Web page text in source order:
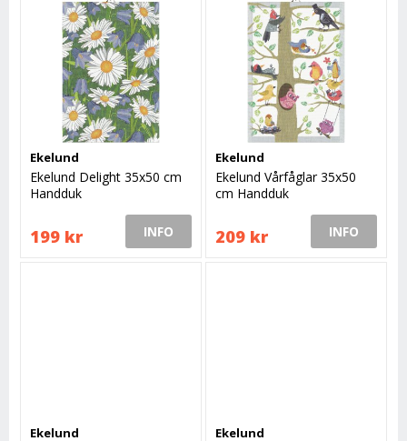
Ekelund
Ekelund Delight 35x50 cm
Handduk
199 kr INFO
Ekelund
Ekelund Vårfåglar 35x50
cm Handduk
209 kr INFO
Ekelund Ekelund